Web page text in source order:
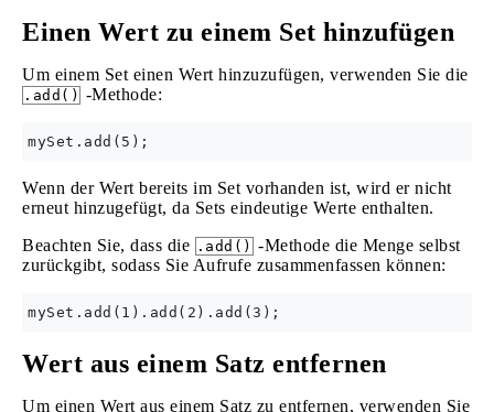
Einen Wert zu einem Set hinzufügen
Um einem Set einen Wert hinzuzufügen, verwenden Sie die
.add() -Methode:
Wenn der Wert bereits im Set vorhanden ist, wird er nicht
erneut hinzugefügt, da Sets eindeutige Werte enthalten.
Beachten Sie, dass die .add() -Methode die Menge selbst
zurückgibt, sodass Sie Aufrufe zusammenfassen können:
Wert aus einem Satz entfernen
Um einen Wert aus einem Satz zu entfernen, verwenden Sie